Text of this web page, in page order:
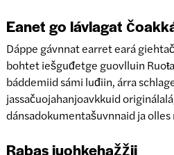
Eanet go lávlagat
Dáppe gávnnat earret eará
bohtet iešguđetge guovlluin
báddemiid sámi luđiin, árra
jassačuojahanjoavkkuid
dánsadokumentašuvnnaid ja
Rabas juohkehažžii